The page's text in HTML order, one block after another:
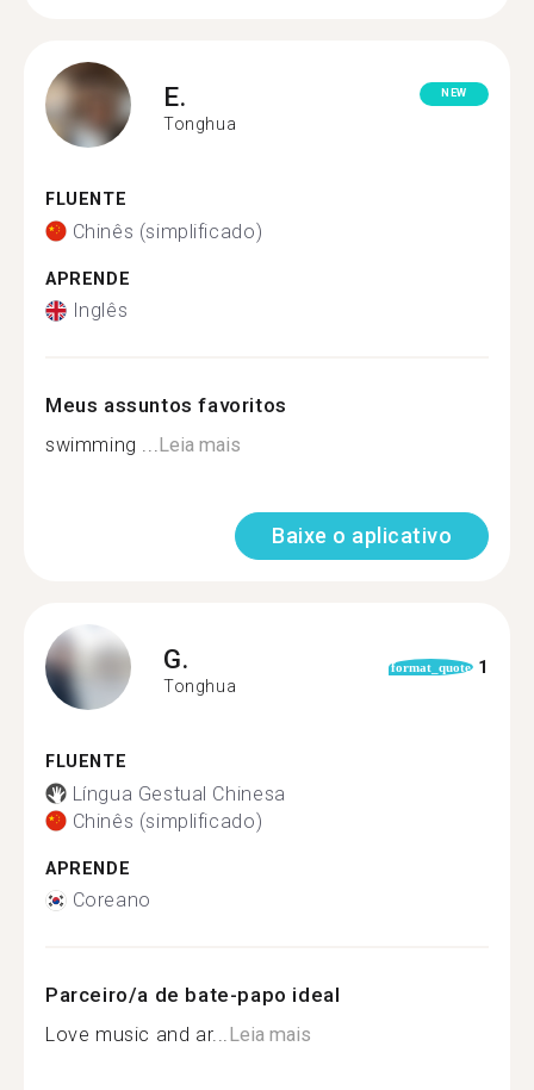
E.
Tonghua
NEW
FLUENTE
Chinês (simplificado)
APRENDE
Inglês
Meus assuntos favoritos
swimming ...Leia mais
Baixe o aplicativo
G.
Tonghua
format_quote 1
FLUENTE
Língua Gestual Chinesa
Chinês (simplificado)
APRENDE
Coreano
Parceiro/a de bate-papo ideal
Love music and ar...Leia mais